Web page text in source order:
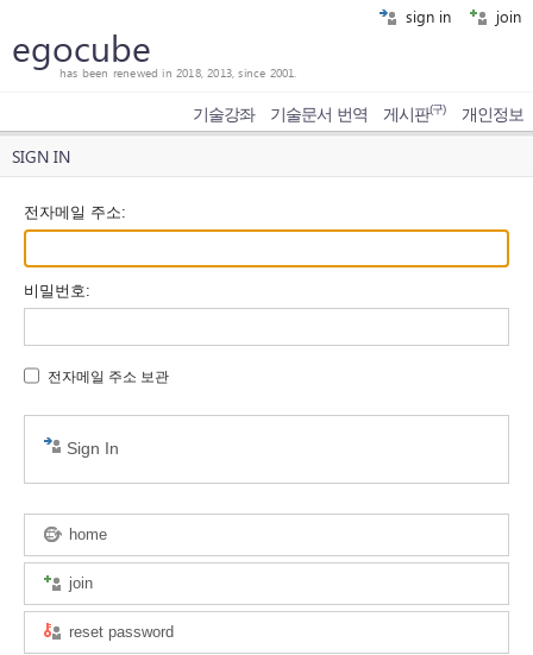
sign in join
egocube
has been renewed in 2018, 2013, since 2001.
기술강좌 기술문서 번역 게시판(구) 개인정보
SIGN IN
전자메일 주소:
비밀번호:
전자메일 주소 보관
Sign In
home
join
reset password